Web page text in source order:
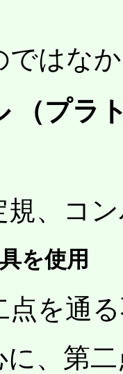
ではな
（プラ
規、コ
を使用
点を通
に、第